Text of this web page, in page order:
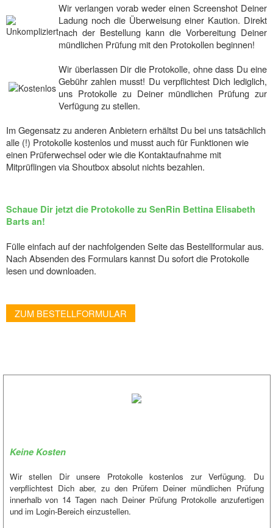
Wir verlangen vorab weder einen Screenshot Deiner
Ladung noch die Überweisung einer Kaution. Direkt
nach der Bestellung kann die Vorbereitung Deiner
mündlichen Prüfung mit den Protokollen beginnen!
Wir überlassen Dir die Protokolle, ohne dass Du eine
Gebühr zahlen musst! Du verpflichtest Dich lediglich,
uns Protokolle zu Deiner mündlichen Prüfung zur
Verfügung zu stellen.
Im Gegensatz zu anderen Anbietern erhältst Du bei uns tatsächlich
alle (!) Protokolle kostenlos und musst auch für Funktionen wie
einen Prüferwechsel oder wie die Kontaktaufnahme mit
Mitprüflingen via Shoutbox absolut nichts bezahlen.
Schaue Dir jetzt die Protokolle zu SenRin Bettina Elisabeth
Barts an!
Fülle einfach auf der nachfolgenden Seite das Bestellformular aus.
Nach Absenden des Formulars kannst Du sofort die Protokolle
lesen und downloaden.
ZUM BESTELLFORMULAR
Keine Kosten
Wir stellen Dir unsere Protokolle kostenlos zur Verfügung. Du
verpflichtest Dich aber, zu den Prüfern Deiner mündlichen Prüfung
innerhalb von 14 Tagen nach Deiner Prüfung Protokolle anzufertigen
und im Login-Bereich einzustellen.